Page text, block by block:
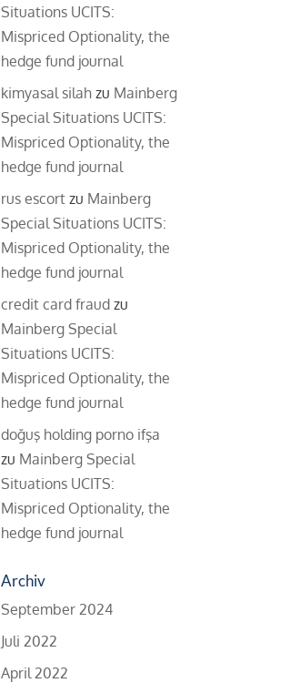
Situations UCITS:
Mispriced Optionality, the
hedge fund journal
kimyasal silah zu Mainberg
Special Situations UCITS:
Mispriced Optionality, the
hedge fund journal
rus escort zu Mainberg
Special Situations UCITS:
Mispriced Optionality, the
hedge fund journal
credit card fraud zu
Mainberg Special
Situations UCITS:
Mispriced Optionality, the
hedge fund journal
doğuş holding porno ifşa
zu Mainberg Special
Situations UCITS:
Mispriced Optionality, the
hedge fund journal
Archiv
September 2024
Juli 2022
April 2022